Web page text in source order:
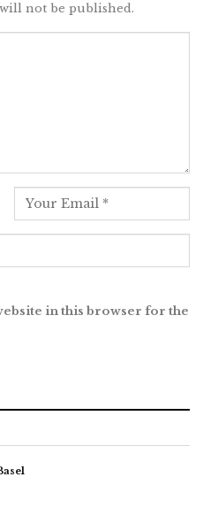
not be published.
in this browser for the